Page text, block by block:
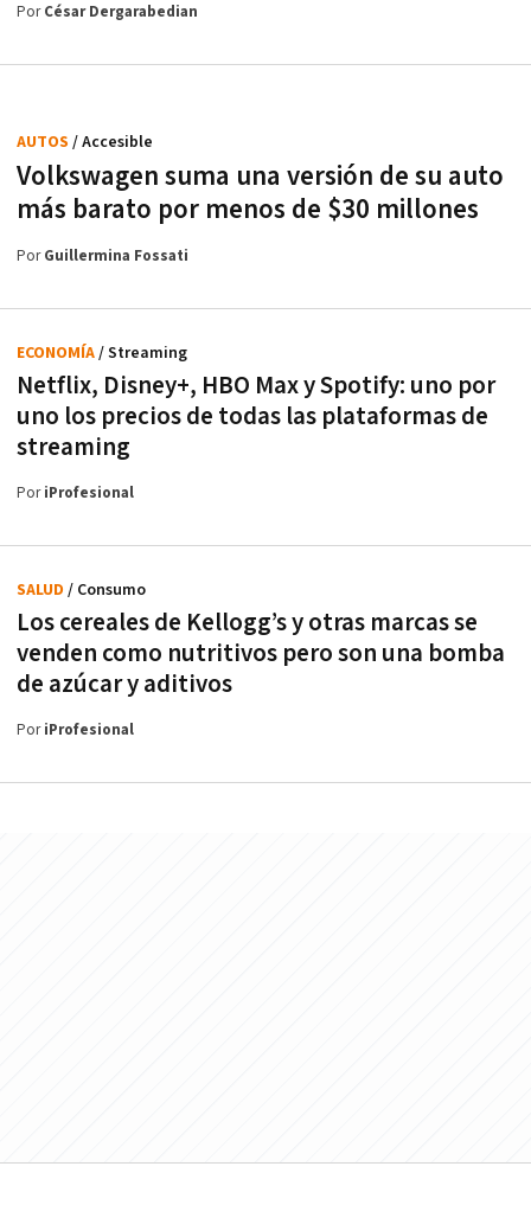
PorCésar Dergarabedian
Volkswagen suma una versión de su auto
más barato por menos de $30 millones
AUTOS / Accesible
PorGuillermina Fossati
Netflix, Disney+, HBO Max y Spotify: uno por
uno los precios de todas las plataformas de
streaming
ECONOMÍA/ Streaming
PoriProfesional
Los cereales de Kellogg’s y otras marcas se
venden como nutritivos pero son una bomba
de azúcar y aditivos
SALUD / Consumo
PoriProfesional